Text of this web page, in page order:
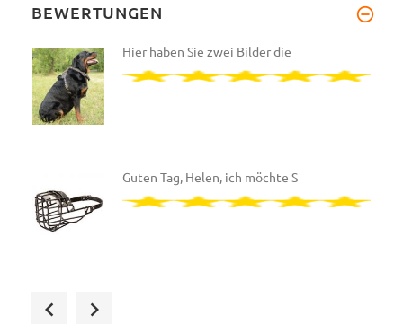
BEWERTUNGEN
Hier haben Sie zwei Bilder die
Guten Tag, Helen, ich möchte S